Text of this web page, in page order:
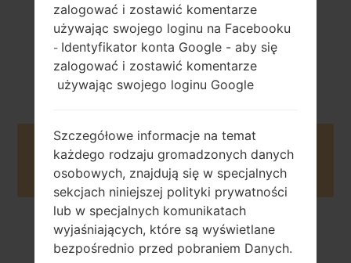
Unknown
2013
Buy accessories on Amazon
Strona startowa → Seria →LG Vu 3 →LGF300S
zalogować i zostawić komentarze
używając swojego loginu na Facebooku
- Identyfikator konta Google - aby się
zalogować i zostawić komentarze
używając swojego loginu Google
Szczegółowe informacje na temat
każdego rodzaju gromadzonych danych
osobowych, znajdują się w specjalnych
sekcjach niniejszej polityki prywatności
lub w specjalnych komunikatach
wyjaśniających, które są wyświetlane
bezpośrednio przed pobraniem Danych.